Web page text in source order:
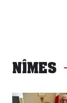
NÎMES